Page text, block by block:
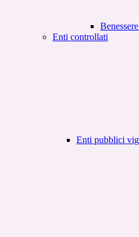
Enti controllati
Enti pubblici